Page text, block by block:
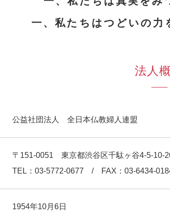
一、私たちはつどいの
法人
公益社団法人 全日本仏教婦人連盟
〒151-0051 東京都渋谷区千駄ヶ谷4-5-10-
TEL：03-5772-0677 / FAX：03-6434-
1954年10月6日